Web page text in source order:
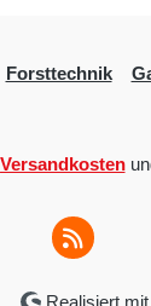
Forsttechnik
Versandkosten